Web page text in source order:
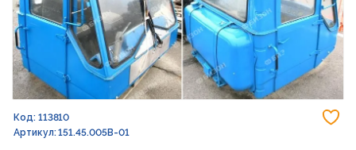
Код: 113810
Артикул: 151.45.005В-01